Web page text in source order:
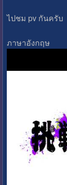
ไปชม pv กันครับ
ภาษาอังกฤษ